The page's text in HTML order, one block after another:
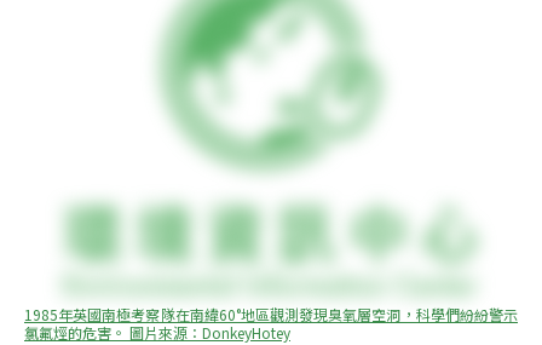
1985年英國南極考察隊在南緯60°地區觀測發現臭氧層空洞，科學們紛紛警示
氯氟烴的危害。 圖片來源：DonkeyHotey